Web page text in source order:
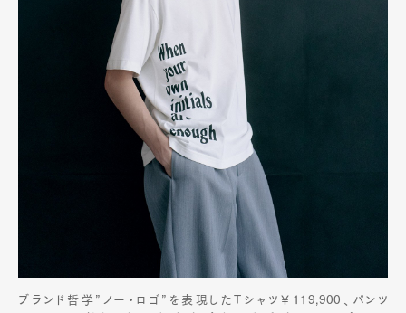
ブランド哲学”ノー・ロゴ”を表現したTシャツ￥119,900、パンツ